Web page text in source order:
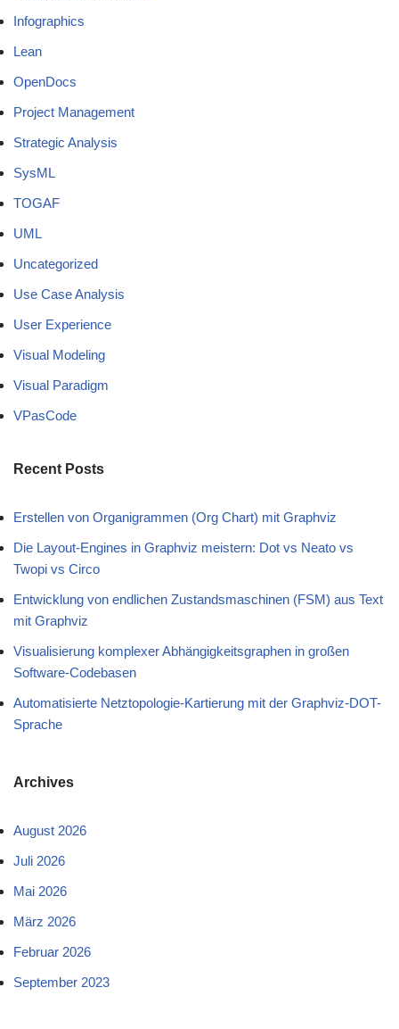
Infographics
Lean
OpenDocs
Project Management
Strategic Analysis
SysML
TOGAF
UML
Uncategorized
Use Case Analysis
User Experience
Visual Modeling
Visual Paradigm
VPasCode
Recent Posts
Erstellen von Organigrammen (Org Chart) mit Graphviz
Die Layout-Engines in Graphviz meistern: Dot vs Neato vs
Twopi vs Circo
Entwicklung von endlichen Zustandsmaschinen (FSM) aus Text
mit Graphviz
Visualisierung komplexer Abhängigkeitsgraphen in großen
Software-Codebasen
Automatisierte Netztopologie-Kartierung mit der Graphviz-DOT-
Sprache
Archives
August 2026
Juli 2026
Mai 2026
März 2026
Februar 2026
September 2023